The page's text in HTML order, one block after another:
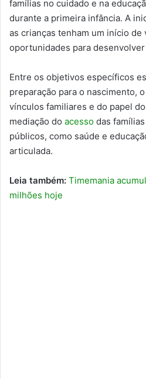
famílias no cuidado e na
durante a primeira infância. A
as crianças tenham um início de
oportunidades para
Entre os objetivos específicos
preparação para o nascimento,
vínculos familiares e do papel
mediação do acesso das
públicos, como saúde e
articulada.
Leia também: Timemania
milhões hoje